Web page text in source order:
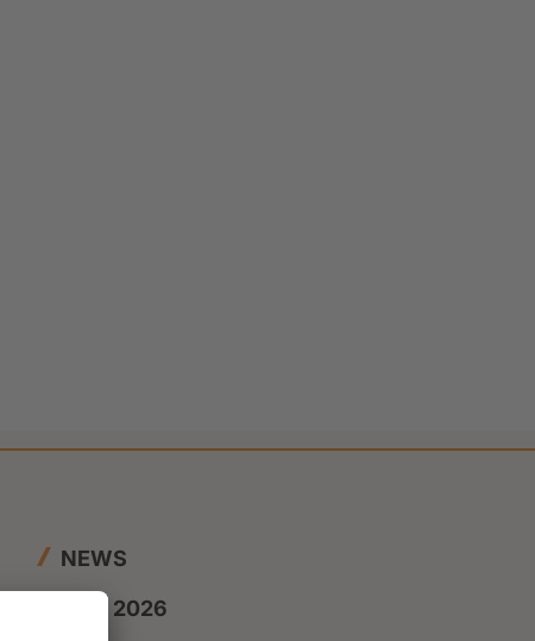
NEWS
1 luglio 2026